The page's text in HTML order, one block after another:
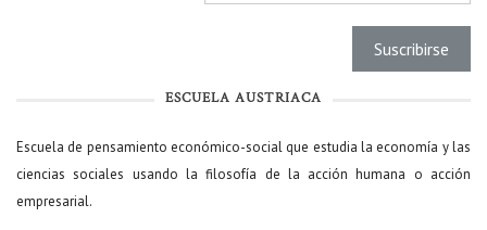
ESCUELA AUSTRIACA
Escuela de pensamiento económico-social que estudia la economía y las
ciencias sociales usando la filosofía de la acción humana o acción
empresarial.